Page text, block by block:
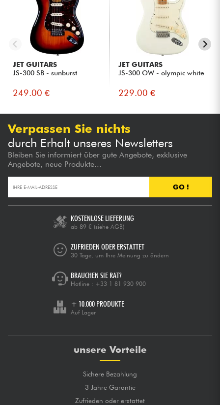
JET GUITARS
JS-300 SB - sunburst
249.00 €
JET GUITARS
JS-300 OW - olympic white
229.00 €
Verpassen Sie nichts
durch Erhalt unseres Newsletters
Bleiben Sie informiert über gute Angebote, exklusive
Angebote, neue Produkte...
GO !
KOSTENLOSE LIEFERUNG
ab 89 € (siehe AGB)
ZUFRIEDEN ODER ERSTATTET
30 Tage, um Ihre Meinung zu ändern
BRAUCHEN SIE RAT?
Hotline : +33 1 81 930 900
+ 10.000 PRODUKTE
Auf Lager
unsere Vorteile
Sichere Bezahlung
3 Jahre Garantie
Zufrieden oder erstattet